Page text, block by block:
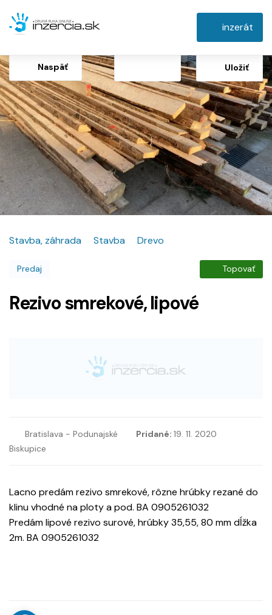
inzerát
Naspäť Uložiť
Stavba, záhrada Stavba Drevo
Predaj Topovať
Rezivo smrekové, lipové
Bratislava - Podunajské
Biskupice
Pridané: 19. 11. 2020
Lacno predám rezivo smrekové, rôzne hrúbky rezané do
klinu vhodné na ploty a pod. BA 0905261032
Predám lipové rezivo surové, hrúbky 35,55, 80 mm dĺžka
2m. BA 0905261032